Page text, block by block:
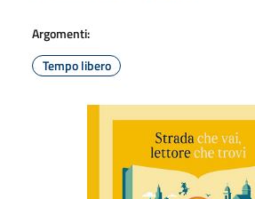
Argomenti:
Tempo libero